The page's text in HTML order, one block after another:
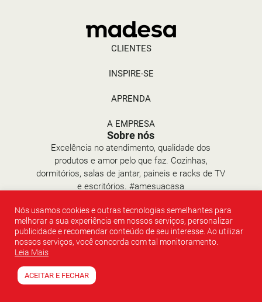
CLIENTES
INSPIRE-SE
APRENDA
A EMPRESA
Sobre nós
Excelência no atendimento, qualidade dos
produtos e amor pelo que faz. Cozinhas,
dormitórios, salas de jantar, paineis e racks de TV
e escritórios. #amesuacasa
E-mail: atendimento@madesa.com
WhatsApp: (51) 3534 8000
Telefone: 0800 9403534
Redes Sociais
Nós usamos cookies e outras tecnologias semelhantes para
melhorar a sua experiência em nossos serviços, personalizar
publicidade e recomendar conteúdo de seu interesse. Ao utilizar
nossos serviços, você concorda com tal monitoramento.
Leia Mais
ACEITAR E FECHAR